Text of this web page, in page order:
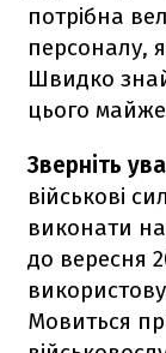
потрібна
персоналу,
Швидко
цього
Зверніть
військові
виконати
до вересня
Мовиться